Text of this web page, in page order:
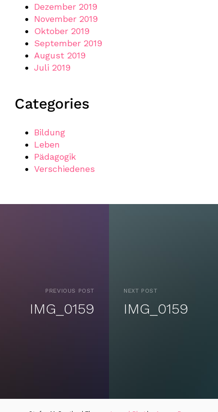
Dezember 2019
November 2019
Oktober 2019
September 2019
August 2019
Juli 2019
Categories
Bildung
Leben
Pädagogik
Verschiedenes
PREVIOUS POST
IMG_0159
NEXT POST
IMG_0159